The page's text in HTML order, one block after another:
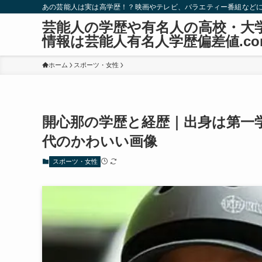
あの芸能人は実は高学歴！？映画やテレビ、バラエティー番組な
芸能人の学歴や有名人の高校・大
情報は芸能人有名人学歴偏差値
ホーム スポーツ・女性
開心那の学歴と経歴｜出身は第
代のかわいい画像
スポーツ・女性